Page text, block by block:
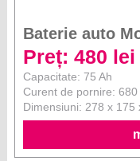
Baterie auto
Preț: 480 lei
Capacitate: 75 Ah
Curent de pornire: 680
Dimensiuni: 278 x 175